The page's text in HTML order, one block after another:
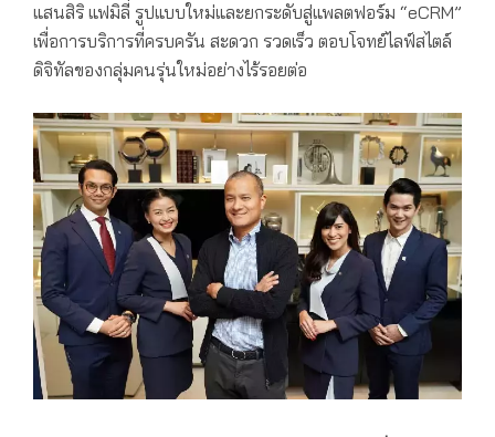
แสนสิริ แฟมิลี่ รูปแบบใหม่และยกระดับสู่แพลตฟอร์ม “eCRM”
เพื่อการบริการที่ครบครัน สะดวก รวดเร็ว ตอบโจทย์ไลฟ์สไตล์
ดิจิทัลของกลุ่มคนรุ่นใหม่อย่างไร้รอยต่อ